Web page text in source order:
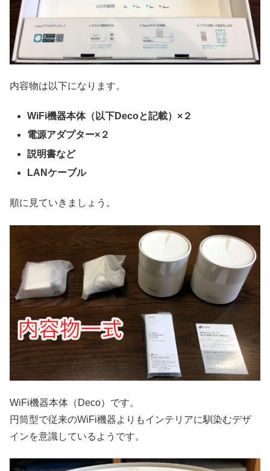
内容物は以下になります。
WiFi機器本体（以下Decoと記載）×２
電源アダプター×２
説明書など
LANケーブル
順に見ていきましょう。
WiFi機器本体（Deco）です。
円筒型で従来のWiFi機器よりもインテリアに馴染むデザ
インを意識しているようです。